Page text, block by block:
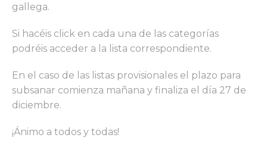
gallega.
Si hacéis click en cada una de las categorías
podréis acceder a la lista correspondiente.
En el caso de las listas provisionales el plazo para
subsanar comienza mañana y finaliza el día 27 de
diciembre.
¡Ánimo a todos y todas!